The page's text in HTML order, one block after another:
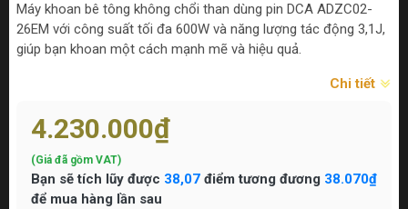
Máy khoan bê tông không chổi than dùng pin DCA ADZC02-
26EM với công suất tối đa 600W và năng lượng tác động 3,1J,
giúp bạn khoan một cách mạnh mẽ và hiệu quả.
Chi tiết
4.230.000₫
(Giá đã gồm VAT)
Bạn sẽ tích lũy được 38,07 điểm tương đương 38.070₫
để mua hàng lần sau